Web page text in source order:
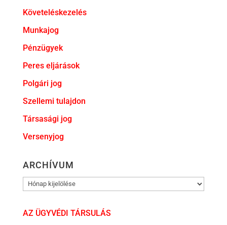
Követeléskezelés
Munkajog
Pénzügyek
Peres eljárások
Polgári jog
Szellemi tulajdon
Társasági jog
Versenyjog
ARCHÍVUM
ARCHÍVUM
AZ ÜGYVÉDI TÁRSULÁS